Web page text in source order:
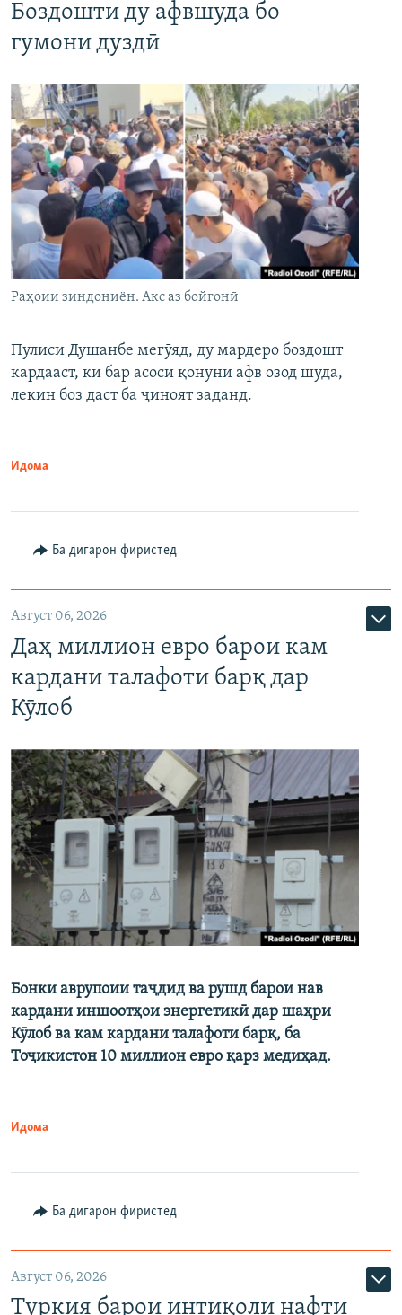
Боздошти ду афвшуда бо
гумони дуздӣ
Раҳоии зиндониён. Акс аз бойгонӣ
Пулиси Душанбе мегӯяд, ду мардеро боздошт
кардааст, ки бар асоси қонуни афв озод шуда,
лекин боз даст ба ҷиноят заданд.
Идома
Ба дигарон фиристед
Август 06, 2026
Даҳ миллион евро барои кам
кардани талафоти барқ дар
Кӯлоб
Бонки аврупоии таҷдид ва рушд барои нав
кардани иншоотҳои энергетикӣ дар шаҳри
Кӯлоб ва кам кардани талафоти барқ, ба
Тоҷикистон 10 миллион евро қарз медиҳад.
Идома
Ба дигарон фиристед
Август 06, 2026
Туркия барои интиқоли нафти